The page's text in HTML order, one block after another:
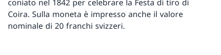
coniato nel 1842 per celebrare la Festa di tiro di
Coira. Sulla moneta è impresso anche il valore
nominale di 20 franchi svizzeri.